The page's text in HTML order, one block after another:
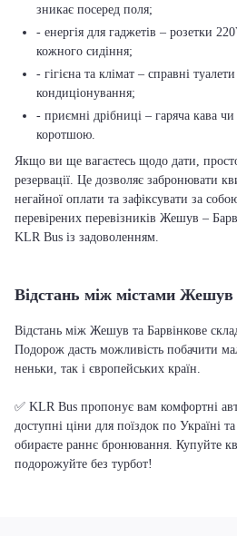
зникає посеред поля;
- енергія для гаджетів – розетки
кожного сидіння;
- гігієна та клімат – справні
кондиціонування;
- приємні дрібниці – гаряча кава
коротшою.
Якщо ви ще вагаєтесь щодо дати,
резервації. Це дозволяє забронювати
негайної оплати та зафіксувати за
перевірених перевізників Жешув –
KLR Bus із задоволенням.
Відстань між містами Жешув
Відстань між Жешув та Барвінкове
Подорож дасть можливість побачити
неньки, так і європейських країн.
✅ KLR Bus пропонує вам комфортні
доступні ціни для поїздок по Україні
обираєте раннє бронювання. Купуйте
подорожуйте без турбот!